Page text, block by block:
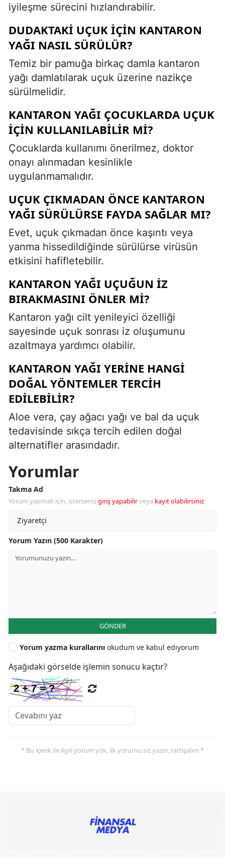
iyileşme sürecini hızlandırabilir.
DUDAKTAKI UÇUK IÇIN KANTARON
YAĞI NASIL SÜRÜLÜR?
Temiz bir pamuğa birkaç damla kantaron
yağı damlatılarak uçuk üzerine nazikçe
sürülmelidir.
KANTARON YAĞI ÇOCUKLARDA UÇUK
IÇIN KULLANILABILIR MI?
Çocuklarda kullanımı önerilmez, doktor
onayı alınmadan kesinlikle
uygulanmamalıdır.
UÇUK ÇIKMADAN ÖNCE KANTARON
YAĞI SÜRÜLÜRSE FAYDA SAĞLAR MI?
Evet, uçuk çıkmadan önce kaşıntı veya
yanma hissedildiğinde sürülürse virüsün
etkisini hafifletebilir.
KANTARON YAĞI UÇUĞUN IZ
BIRAKMASINI ÖNLER MI?
Kantaron yağı cilt yenileyici özelliği
sayesinde uçuk sonrası iz oluşumunu
azaltmaya yardımcı olabilir.
KANTARON YAĞI YERINE HANGI
DOĞAL YÖNTEMLER TERCIH
EDILEBILIR?
Aloe vera, çay ağacı yağı ve bal da uçuk
tedavisinde sıkça tercih edilen doğal
alternatifler arasındadır.
Yorumlar
Takma Ad
Yorum yapmak için, istersenizgiriş yapabilirveya kayıt olabilirsiniz.
Yorum Yazın (500 Karakter)
GÖNDER
Yorum yazma kurallarını okudum ve kabul ediyorum
Aşağıdaki görselde işlemin sonucu kaçtır?
* Bu içerik ile ilgili yorum yok, ilk yorumu siz yazın, tartışalım *